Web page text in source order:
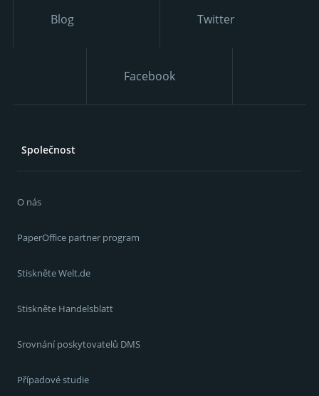
Blog Twitter
Facebook
Společnost
O nás
PaperOffice partner program
Stiskněte Welt.de
Stiskněte Handelsblatt
Srovnání poskytovatelů DMS
Případové studie